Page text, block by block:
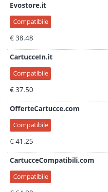
Evostore.it
Compatibile
€ 38.48
CartucceIn.it
Compatibile
€ 37.50
OfferteCartucce.com
Compatibile
€ 41.25
CartucceCompatibili.com
Compatibile